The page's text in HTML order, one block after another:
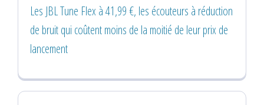
Les JBL Tune Flex à 41,99 €, les écouteurs à réduction
de bruit qui coûtent moins de la moitié de leur prix de
lancement